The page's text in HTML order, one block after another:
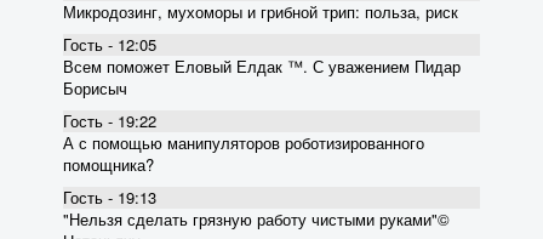
Микродозинг, мухоморы и грибной трип: польза, риск
Гость - 12:05
Всем поможет Еловый Елдак ™. С уважением Пидар
Борисыч
Гость - 19:22
А с помощью манипуляторов роботизированного
помощника?
Гость - 19:13
"Нельзя сделать грязную работу чистыми руками"©